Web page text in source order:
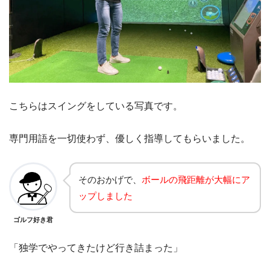
こちらはスイングをしている写真です。
専門用語を一切使わず、優しく指導してもらいました。
ゴルフ好き君
そのおかげで、 ボールの飛距離が大幅にア
ップしました
「独学でやってきたけど行き詰まった」